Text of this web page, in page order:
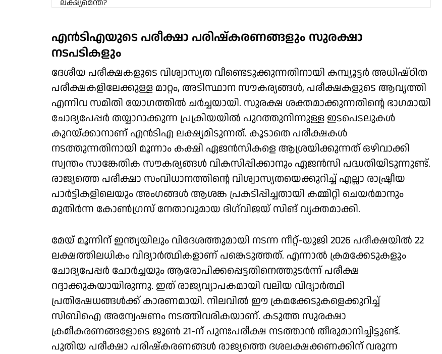
എൻടിഎയുടെ പരീക്ഷാ പരിഷ്കരണങ്ങളും സുരക്ഷാ
നടപടികളും
ദേശീയ പരീക്ഷകളുടെ വിശ്വാസ്യത വീണ്ടെടുക്കുന്നതിനായി കമ്പ്യൂട്ടർ അധിഷ്ഠിത
പരീക്ഷകളിലേക്കുള്ള മാറ്റം, അടിസ്ഥാന സൗകര്യങ്ങൾ, പരീക്ഷകളുടെ ആവൃത്തി
എന്നിവ സമിതി യോഗത്തിൽ ചർച്ചയായി. സുരക്ഷ ശക്തമാക്കുന്നതിന്റെ ഭാഗമായി
ചോദ്യപേപ്പർ തയ്യാറാക്കുന്ന പ്രക്രിയയിൽ പുറത്തുനിന്നുള്ള ഇടപെടലുകൾ
കുറയ്ക്കാനാണ് എൻടിഎ ലക്ഷ്യമിടുന്നത്. കൂടാതെ പരീക്ഷകൾ
നടത്തുന്നതിനായി മൂന്നാം കക്ഷി ഏജൻസികളെ ആശ്രയിക്കുന്നത് ഒഴിവാക്കി
സ്വന്തം സാങ്കേതിക സൗകര്യങ്ങൾ വികസിപ്പിക്കാനും ഏജൻസി പദ്ധതിയിടുന്നുണ്ട്.
രാജ്യത്തെ പരീക്ഷാ സംവിധാനത്തിന്റെ വിശ്വാസ്യതയെക്കുറിച്ച് എല്ലാ രാഷ്ട്രീയ
പാർട്ടികളിലെയും അംഗങ്ങൾ ആശങ്ക പ്രകടിപ്പിച്ചതായി കമ്മിറ്റി ചെയർമാനും
മുതിർന്ന കോൺഗ്രസ് നേതാവുമായ ദിഗ്‌വിജയ് സിങ് വ്യക്തമാക്കി.
മേയ് മൂന്നിന് ഇന്ത്യയിലും വിദേശത്തുമായി നടന്ന നീറ്റ്-യുജി 2026 പരീക്ഷയിൽ 22
ലക്ഷത്തിലധികം വിദ്യാർത്ഥികളാണ് പങ്കെടുത്തത്. എന്നാൽ ക്രമക്കേടുകളും
ചോദ്യപേപ്പർ ചോർച്ചയും ആരോപിക്കപ്പെട്ടതിനെത്തുടർന്ന് പരീക്ഷ
റദ്ദാക്കുകയായിരുന്നു. ഇത് രാജ്യവ്യാപകമായി വലിയ വിദ്യാർത്ഥി
പ്രതിഷേധങ്ങൾക്ക് കാരണമായി. നിലവിൽ ഈ ക്രമക്കേടുകളെക്കുറിച്ച്
സിബിഐ അന്വേഷണം നടത്തിവരികയാണ്. കടുത്ത സുരക്ഷാ
ക്രമീകരണങ്ങളോടെ ജൂൺ 21-ന് പുനഃപരീക്ഷ നടത്താൻ തീരുമാനിച്ചിട്ടുണ്ട്.
പുതിയ പരീക്ഷാ പരിഷ്കരണങ്ങൾ രാജ്യത്തെ ദശലക്ഷക്കണക്കിന് വരുന്ന